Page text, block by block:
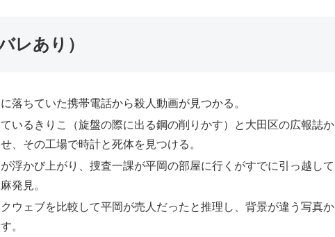
レあり）
落ちていた携帯電話から殺人動画が見つかる。
いるきりこ（旋盤の際に出る鋼の削りかす）と大田区の広報誌か
、その工場で時計と死体を見つける。
浮かび上がり、捜査一課が平岡の部屋に行くがすでに引っ越して
発見。
ウェブを比較して平岡が売人だったと推理し、背景が違う写真か
。